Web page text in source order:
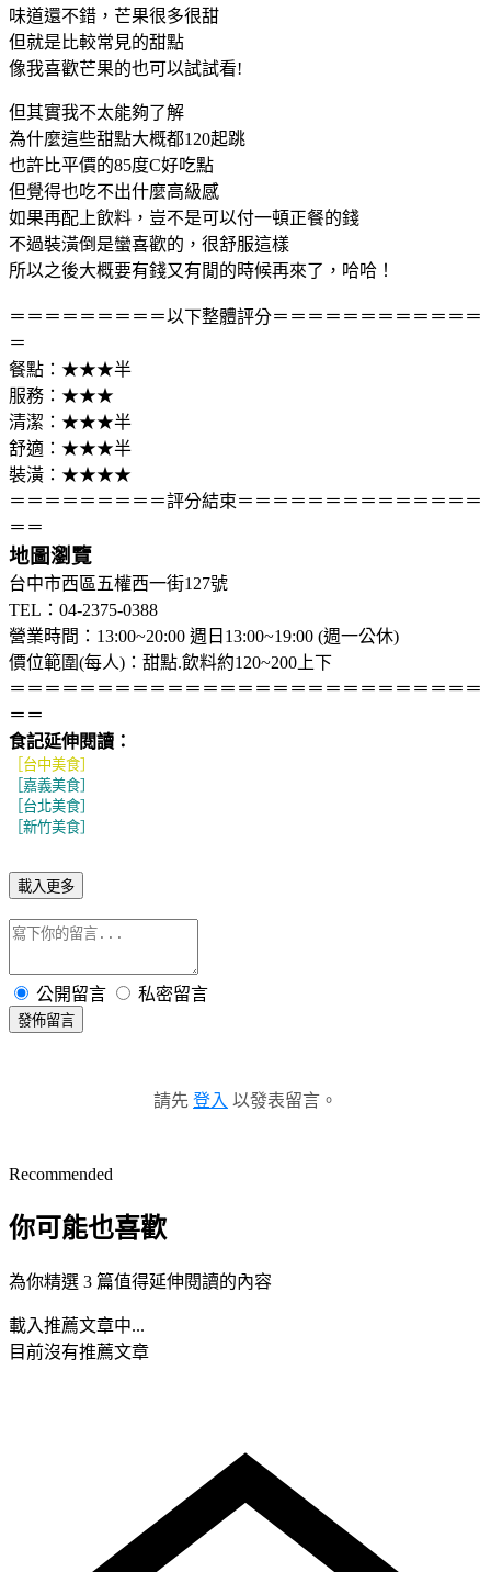
味道還不錯，芒果很多很甜
但就是比較常見的甜點
像我喜歡芒果的也可以試試看!
但其實我不太能夠了解
為什麼這些甜點大概都120起跳
也許比平價的85度C好吃點
但覺得也吃不出什麼高級感
如果再配上飲料，豈不是可以付一頓正餐的錢
不過裝潢倒是蠻喜歡的，很舒服這樣
所以之後大概要有錢又有閒的時候再來了，哈哈！
＝＝＝＝＝＝＝＝＝以下整體評分＝＝＝＝＝＝＝＝＝＝＝＝
＝
餐點：★★★半
服務：★★★
清潔：★★★半
舒適：★★★半
裝潢：★★★★
＝＝＝＝＝＝＝＝＝評分結束＝＝＝＝＝＝＝＝＝＝＝＝＝＝
＝＝
地圖瀏覽
台中市西區五權西一街127號
TEL：04-2375-0388
營業時間：13:00~20:00 週日13:00~19:00 (週一公休)
價位範圍(每人)：甜點.飲料約120~200上下
＝＝＝＝＝＝＝＝＝＝＝＝＝＝＝＝＝＝＝＝＝＝＝＝＝＝＝
＝＝
食記延伸閱讀：
［台中美食］
［嘉義美食］
［台北美食］
［新竹美食］
載入更多
公開留言 私密留言
發佈留言
請先 登入 以發表留言。
Recommended
你可能也喜歡
為你精選 3 篇值得延伸閱讀的內容
載入推薦文章中...
目前沒有推薦文章